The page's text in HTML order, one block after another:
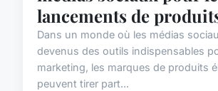
lancements de
Dans un monde où les médias
devenus des outils indispensables
marketing, les marques de produits
peuvent tirer part...